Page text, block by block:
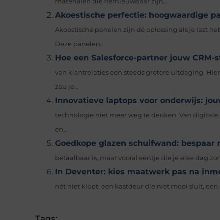
Akoestische perfectie: hoogwaardige
Akoestische panelen zijn dé oplossing als je last
Deze panelen,...
Hoe een Salesforce-partner jouw
van klantrelaties een steeds grotere uitdaging.
zou je...
Innovatieve laptops voor onderwijs:
technologie niet meer weg te denken. Van
en...
Goedkope glazen schuifwand:
betaalbaar is, maar vooral eentje die je elke dag
In Deventer: kies maatwerk pas na
nét niet klopt: een kastdeur die niet mooi sluit,